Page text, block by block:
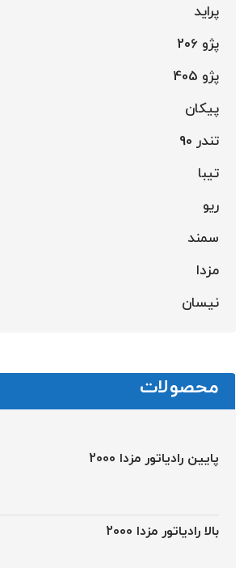
پراید
پژو 206
پژو 405
پیکان
تندر 90
تیبا
ریو
سمند
مزدا
نیسان
محصولات
پایین رادیاتور مزدا 2000
بالا رادیاتور مزدا 2000